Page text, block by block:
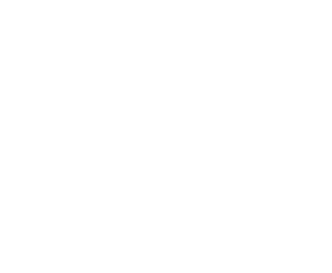
Laut den Aufzeichnungen ist die
für Suchmaschinenoptimierung (SEO)